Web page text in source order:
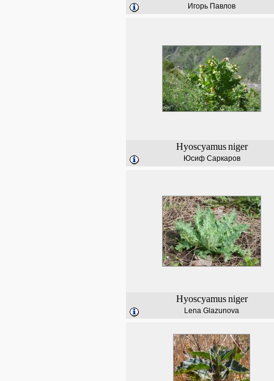
Игорь Павлов
Hyoscyamus niger
Юсиф Саркаров
Hyoscyamus niger
Lena Glazunova